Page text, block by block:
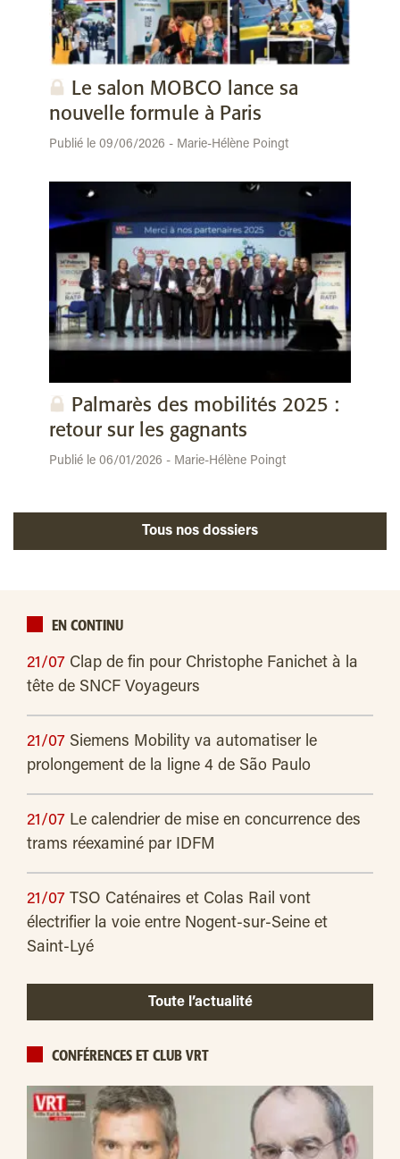
Le salon MOBCO lance sa
nouvelle formule à Paris
Publié le 09/06/2026 - Marie-Hélène Poingt
Palmarès des mobilités 2025 :
retour sur les gagnants
Publié le 06/01/2026 - Marie-Hélène Poingt
Tous nos dossiers
EN CONTINU
21/07 Clap de fin pour Christophe Fanichet à la
tête de SNCF Voyageurs
21/07 Siemens Mobility va automatiser le
prolongement de la ligne 4 de São Paulo
21/07 Le calendrier de mise en concurrence des
trams réexaminé par IDFM
21/07 TSO Caténaires et Colas Rail vont
électrifier la voie entre Nogent-sur-Seine et
Saint-Lyé
Toute l’actualité
CONFÉRENCES ET CLUB VRT